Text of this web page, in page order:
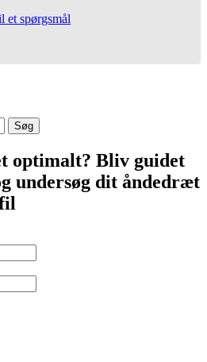
et spørgsmål
Søg
optimalt? Bliv guidet
undersøg dit åndedræt